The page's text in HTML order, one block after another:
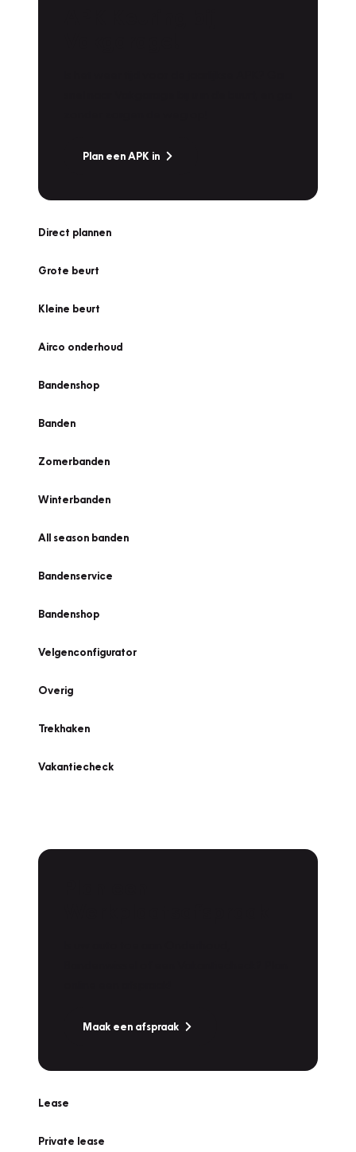
Plan een APK in
Direct plannen
Grote beurt
Kleine beurt
Airco onderhoud
Bandenshop
Banden
Zomerbanden
Winterbanden
All season banden
Bandenservice
Bandenshop
Velgenconfigurator
Overig
Trekhaken
Vakantiecheck
Maak een afspraak
Lease
Private lease